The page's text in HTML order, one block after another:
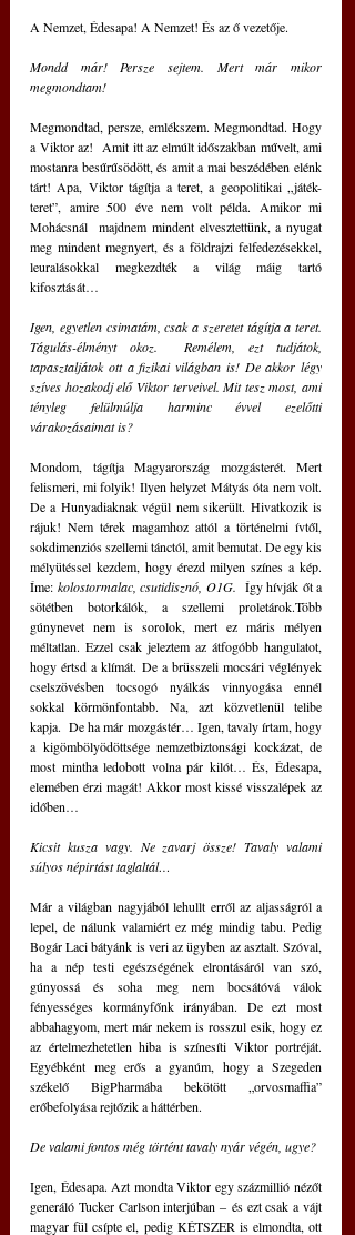
A Nemzet, Édesapa! A Nemzet! És az ő vezetője.
Mondd már! Persze sejtem. Mert már mikor
megmondtam!
Megmondtad, persze, emlékszem. Megmondtad. Hogy
a Viktor az!  Amit itt az elmúlt időszakban művelt, ami
mostanra besűrűsödött, és amit a mai beszédében elénk
tárt! Apa, Viktor tágítja a teret, a geopolitikai „játék-
teret”, amire 500 éve nem volt példa. Amikor mi
Mohácsnál  majdnem mindent elvesztettünk, a nyugat
meg mindent megnyert, és a földrajzi felfedezésekkel,
leuralásokkal megkezdték a világ máig tartó
kifosztását…
Igen, egyetlen csimatám, csak a szeretet tágítja a teret.
Tágulás-élményt okoz.  Remélem, ezt tudjátok,
tapasztaljátok ott a fizikai világban is! De akkor légy
szíves hozakodj elő Viktor terveivel. Mit tesz most, ami
tényleg felülmúlja harminc évvel ezelőtti
várakozásaimat is?
Mondom, tágítja Magyarország mozgásterét. Mert
felismeri, mi folyik! Ilyen helyzet Mátyás óta nem volt.
De a Hunyadiaknak végül nem sikerült. Hivatkozik is
rájuk! Nem térek magamhoz attól a történelmi ívtől,
sokdimenziós szellemi tánctól, amit bemutat. De egy kis
mélyütéssel kezdem, hogy érezd milyen színes a kép.
Íme: kolostormalac, csutidisznó, O1G. Így hívják őt a
sötétben botorkálók, a szellemi proletárok.Több
gúnynevet nem is sorolok, mert ez máris mélyen
méltatlan. Ezzel csak jeleztem az átfogóbb hangulatot,
hogy értsd a klímát. De a brüsszeli mocsári véglények
cselszövésben tocsogó nyálkás vinnyogása ennél
sokkal körmönfontabb. Na, azt közvetlenül telibe
kapja.  De ha már mozgástér… Igen, tavaly írtam, hogy
a kigömbölyödöttsége nemzetbiztonsági kockázat, de
most mintha ledobott volna pár kilót… És, Édesapa,
elemében érzi magát! Akkor most kissé visszalépek az
időben…
Kicsit kusza vagy. Ne zavarj össze! Tavaly valami
súlyos népirtást taglaltál…
Már a világban nagyjából lehullt erről az aljasságról a
lepel, de nálunk valamiért ez még mindig tabu. Pedig
Bogár Laci bátyánk is veri az ügyben az asztalt. Szóval,
ha a nép testi egészségének elrontásáról van szó,
gúnyossá és soha meg nem bocsátóvá válok
fényességes kormányfőnk irányában. De ezt most
abbahagyom, mert már nekem is rosszul esik, hogy ez
az értelmezhetetlen hiba is színesíti Viktor portréját.
Egyébként meg erős a gyanúm, hogy a Szegeden
székelő BigPharmába bekötött „orvosmaffia”
erőbefolyása rejtőzik a háttérben.
De valami fontos még történt tavaly nyár végén, ugye?
Igen, Édesapa. Azt mondta Viktor egy százmillió nézőt
generáló Tucker Carlson interjúban ‒ és ezt csak a vájt
magyar fül csípte el, pedig KÉTSZER is elmondta, ott